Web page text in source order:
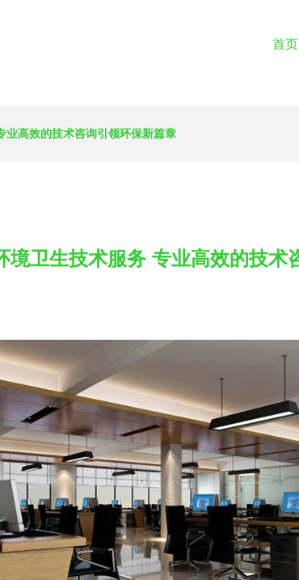
首页
业高效的技术咨询引领环保新篇章
境卫生技术服务 专业高效的技术